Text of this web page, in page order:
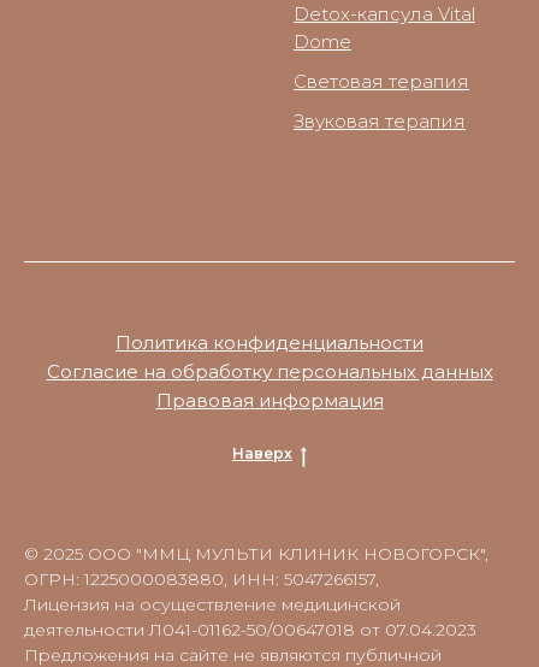
Detox-капсула Vital
Dome
Световая терапия
Звуковая терапия
Политика конфиденциальности
Согласие на обработку персональных данных
Правовая информация
Наверх
© 2025 ООО "ММЦ МУЛЬТИ КЛИНИК НОВОГОРСК",
ОГРН: 1225000083880, ИНН: 5047266157,
Лицензия на осуществление медицинской
деятельности Л041-01162-50/00647018 от 07.04.2023
Предложения на сайте не являются публичной